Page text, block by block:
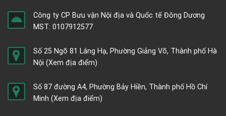
Công ty CP Bưu vận Nội địa và Quốc tế Đông Dương
MST: 0107912577
Số 25 Ngõ 81 Láng Hạ, Phường Giảng Võ, Thành phố Hà
Nội (Xem địa điểm)
Số 87 đường A4, Phường Bảy Hiền, Thành phố Hồ Chí
Minh (Xem địa điểm)